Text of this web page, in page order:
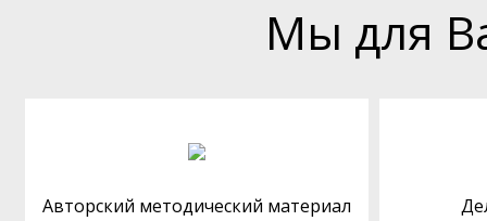
Мы для
Авторский методический материал